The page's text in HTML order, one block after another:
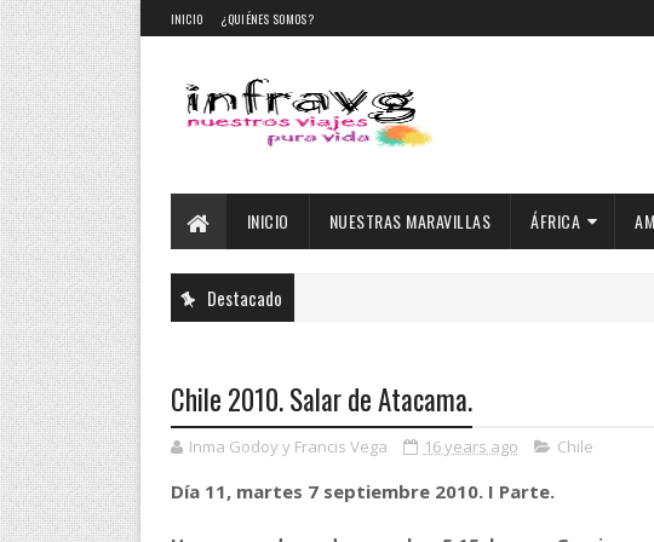
INICIO ¿QUIÉNES SOMOS?
INICIO NUESTRAS MARAVILLAS ÁFRICA
Destacado
Chile 2010. Salar de Atacama.
Inma Godoy y Francis Vega 16 years ago Chile
Día 11, martes 7 septiembre 2010. I Parte.